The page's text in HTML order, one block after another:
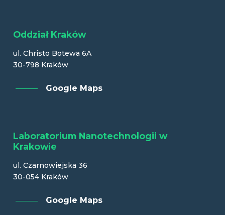
Oddział Kraków
ul. Christo Botewa 6A
30-798 Kraków
Google Maps
Laboratorium Nanotechnologii w
Krakowie
ul. Czarnowiejska 36
30-054 Kraków
Google Maps